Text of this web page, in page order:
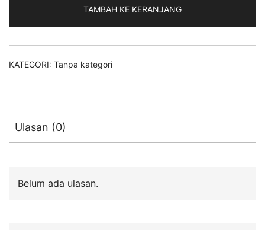
TAMBAH KE KERANJANG
KATEGORI: Tanpa kategori
Ulasan (0)
Belum ada ulasan.